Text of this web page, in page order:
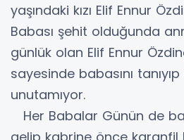
yaşındaki kızı Elif Ennur
Babası şehit olduğunda
günlük olan Elif Ennur
sayesinde babasını
unutamıyor.
Her Babalar Günün de